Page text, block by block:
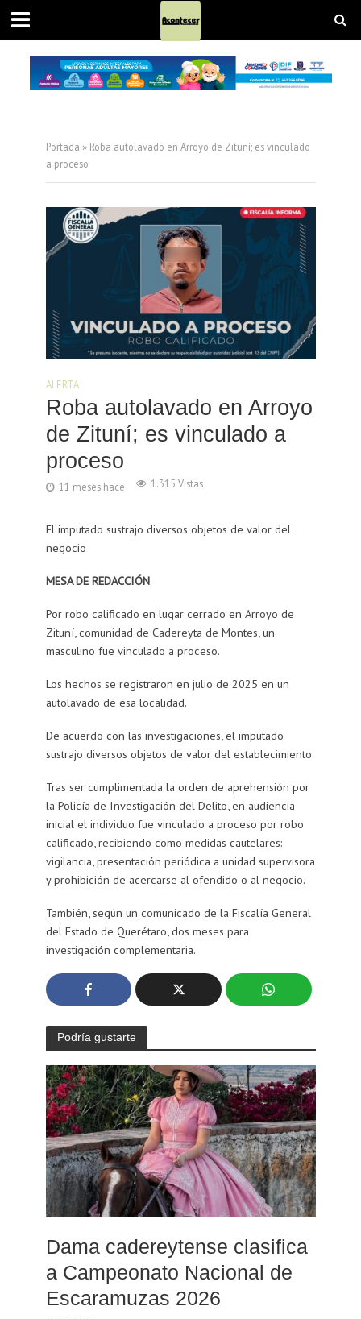
Portada » Roba autolavado en Arroyo de Zituní; es vinculado
a proceso
ALERTA
Roba autolavado en Arroyo
de Zituní; es vinculado a
proceso
11 meses hace 1.315 Vistas
El imputado sustrajo diversos objetos de valor del
negocio
MESA DE REDACCIÓN
Por robo calificado en lugar cerrado en Arroyo de
Zituní, comunidad de Cadereyta de Montes, un
masculino fue vinculado a proceso.
Los hechos se registraron en julio de 2025 en un
autolavado de esa localidad.
De acuerdo con las investigaciones, el imputado
sustrajo diversos objetos de valor del establecimiento.
Tras ser cumplimentada la orden de aprehensión por
la Policía de Investigación del Delito, en audiencia
inicial el individuo fue vinculado a proceso por robo
calificado, recibiendo como medidas cautelares:
vigilancia, presentación periódica a unidad supervisora
y prohibición de acercarse al ofendido o al negocio.
También, según un comunicado de la Fiscalía General
del Estado de Querétaro, dos meses para
investigación complementaria.
Podría gustarte
Dama cadereytense clasifica
a Campeonato Nacional de
Escaramuzas 2026